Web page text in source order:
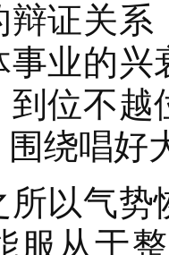
辩证关
事业的
到位不
绕唱好
气势
服从于